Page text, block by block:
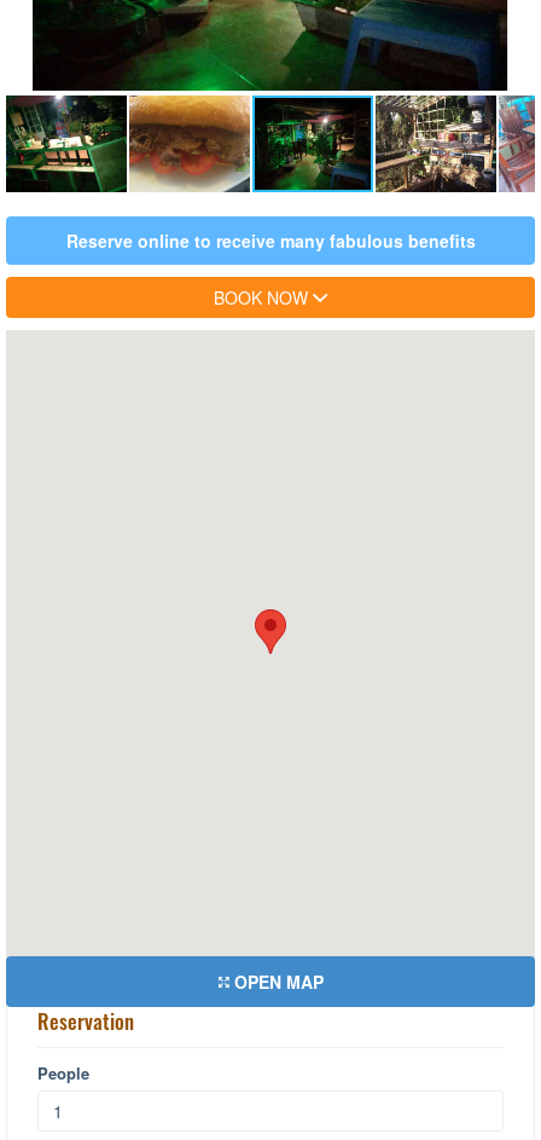
Reserve online to receive many fabulous benefits
BOOK NOW
OPEN MAP
Reservation
People